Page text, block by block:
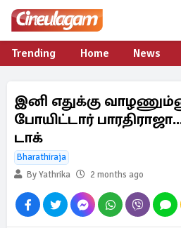
Trending Home News
இனி எதுக்கு
போயிட்டார்
டாக்
Bharathiraja
By Yathrika
2 months ago